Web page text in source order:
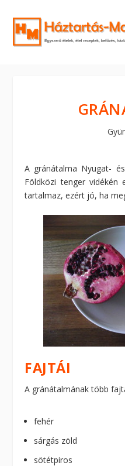
A gránátalma Nyugat-
Földközi tenger vidékén
tartalmaz, ezért jó, ha
FAJTÁI
A gránátalmának több
fehér
sárgás zöld
sötétpiros